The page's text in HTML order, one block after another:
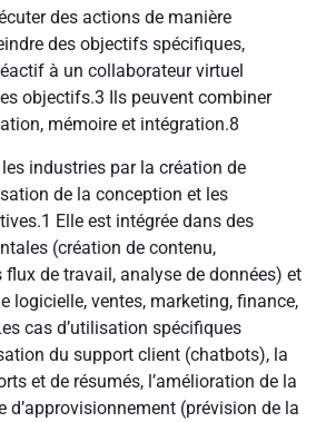
des actions de manière
des objectifs spécifiques,
à un collaborateur virtuel
objectifs.3 Ils peuvent combiner
mémoire et intégration.8
industries par la création de
de la conception et les
1 Elle est intégrée dans des
(création de contenu,
de travail, analyse de données) et
logicielle, ventes, marketing, finance,
cas d’utilisation spécifiques
du support client (chatbots), la
et de résumés, l’amélioration de la
d’approvisionnement (prévision de la